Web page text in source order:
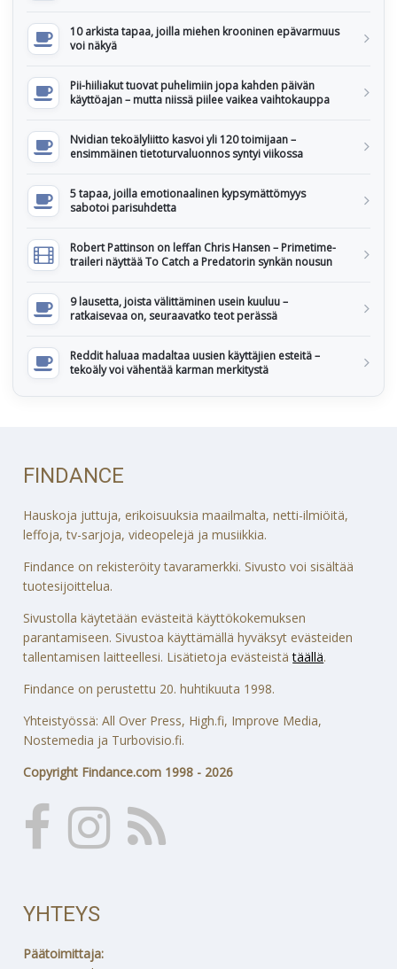
10 arkista tapaa, joilla miehen krooninen epävarmuus
voi näkyä
Pii-hiiliakut tuovat puhelimiin jopa kahden päivän
käyttöajan – mutta niissä piilee vaikea vaihtokauppa
Nvidian tekoälyliitto kasvoi yli 120 toimijaan –
ensimmäinen tietoturvaluonnos syntyi viikossa
5 tapaa, joilla emotionaalinen kypsymättömyys
sabotoi parisuhdetta
Robert Pattinson on leffan Chris Hansen – Primetime-
traileri näyttää To Catch a Predatorin synkän nousun
9 lausetta, joista välittäminen usein kuuluu –
ratkaisevaa on, seuraavatko teot perässä
Reddit haluaa madaltaa uusien käyttäjien esteitä –
tekoäly voi vähentää karman merkitystä
FINDANCE
Hauskoja juttuja, erikoisuuksia maailmalta, netti-ilmiöitä,
leffoja, tv-sarjoja, videopelejä ja musiikkia.
Findance on rekisteröity tavaramerkki. Sivusto voi sisältää
tuotesijoittelua.
Sivustolla käytetään evästeitä käyttökokemuksen
parantamiseen. Sivustoa käyttämällä hyväksyt evästeiden
tallentamisen laitteellesi. Lisätietoja evästeistätäällä.
Findance on perustettu 20. huhtikuuta 1998.
Yhteistyössä: All Over Press, High.fi, Improve Media,
Nostemedia ja Turbovisio.fi.
Copyright Findance.com 1998 - 2026
YHTEYS
Päätoimittaja: